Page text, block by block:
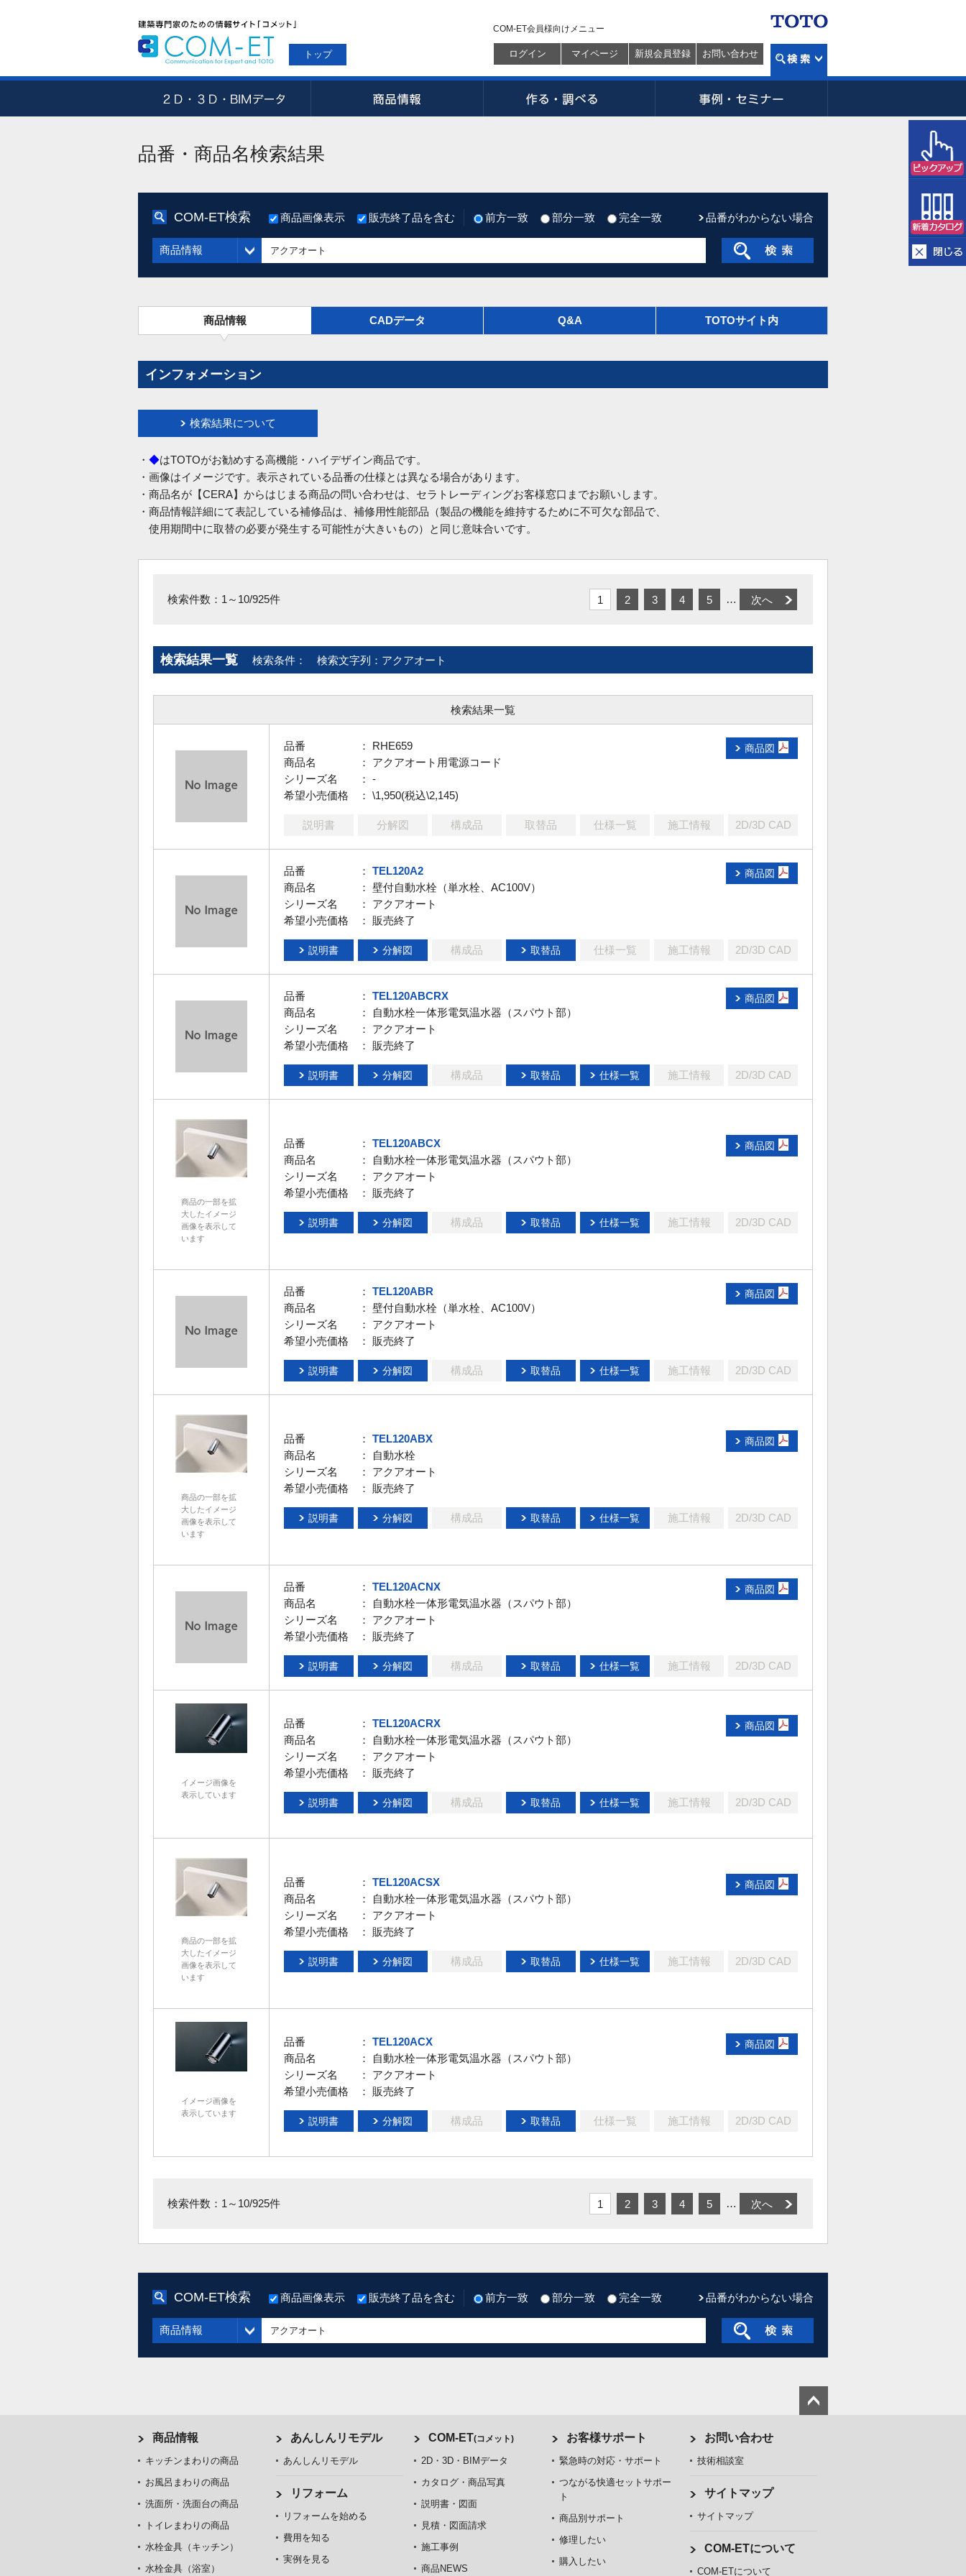
トップ
COM-ET会員様向けメニュー
ログイン マイページ 新規会員登録 お問い合わせ
品番・商品名検索結果
COM-ET検索 商品画像表示 販売終了品を含む 前方一致 部分一致 完全一致 品番がわからない場合
商品情報
商品情報 CADデータ Q&A TOTOサイト内
インフォメーション
検索結果について
・ ◆はTOTOがお勧めする高機能・ハイデザイン商品です。
・画像はイメージです。表示されている品番の仕様とは異なる場合があります。
・商品名が【CERA】からはじまる商品の問い合わせは、セラトレーディングお客様窓口までお願いします。
・商品情報詳細にて表記している補修品は、補修用性能部品（製品の機能を維持するために不可欠な部品で、
使用期間中に取替の必要が発生する可能性が大きいもの）と同じ意味合いです。
検索件数：1～10/925件 1 2 3 4 5 … 次へ
検索結果一覧 検索条件： 検索文字列：アクアオート
検索結果一覧
品番
： RHE659
商品名
： アクアオート用電源コード
シリーズ名
： -
希望小売価格
： \1,950(税込\2,145)
商品図
説明書 分解図 構成品 取替品 仕様一覧 施工情報 2D/3D CAD
品番 ： TEL120A2
商品名
： 壁付自動水栓（単水栓、AC100V）
シリーズ名
： アクアオート
希望小売価格
： 販売終了
商品図
説明書 分解図 構成品 取替品 仕様一覧 施工情報 2D/3D CAD
品番 ： TEL120ABCRX
商品名
： 自動水栓一体形電気温水器（スパウト部）
シリーズ名
： アクアオート
希望小売価格
： 販売終了
商品図
説明書 分解図 構成品 取替品 仕様一覧 施工情報 2D/3D CAD
商品の一部を拡
大したイメージ
画像を表示して
います
品番 ： TEL120ABCX
商品名
： 自動水栓一体形電気温水器（スパウト部）
シリーズ名
： アクアオート
希望小売価格
： 販売終了
商品図
説明書 分解図 構成品 取替品 仕様一覧 施工情報 2D/3D CAD
品番 ： TEL120ABR
商品名
： 壁付自動水栓（単水栓、AC100V）
シリーズ名
： アクアオート
希望小売価格
： 販売終了
商品図
説明書 分解図 構成品 取替品 仕様一覧 施工情報 2D/3D CAD
商品の一部を拡
大したイメージ
画像を表示して
います
品番 ： TEL120ABX
商品名
： 自動水栓
シリーズ名
： アクアオート
希望小売価格
： 販売終了
商品図
説明書 分解図 構成品 取替品 仕様一覧 施工情報 2D/3D CAD
品番 ： TEL120ACNX
商品名
： 自動水栓一体形電気温水器（スパウト部）
シリーズ名
： アクアオート
希望小売価格
： 販売終了
商品図
説明書 分解図 構成品 取替品 仕様一覧 施工情報 2D/3D CAD
イメージ画像を
表示しています
品番 ： TEL120ACRX
商品名
： 自動水栓一体形電気温水器（スパウト部）
シリーズ名
： アクアオート
希望小売価格
： 販売終了
商品図
説明書 分解図 構成品 取替品 仕様一覧 施工情報 2D/3D CAD
商品の一部を拡
大したイメージ
画像を表示して
います
品番 ： TEL120ACSX
商品名
： 自動水栓一体形電気温水器（スパウト部）
シリーズ名
： アクアオート
希望小売価格
： 販売終了
商品図
説明書 分解図 構成品 取替品 仕様一覧 施工情報 2D/3D CAD
イメージ画像を
表示しています
品番 ： TEL120ACX
商品名
： 自動水栓一体形電気温水器（スパウト部）
シリーズ名
： アクアオート
希望小売価格
： 販売終了
商品図
説明書 分解図 構成品 取替品 仕様一覧 施工情報 2D/3D CAD
検索件数：1～10/925件 1 2 3 4 5 … 次へ
COM-ET検索 商品画像表示 販売終了品を含む 前方一致 部分一致 完全一致 品番がわからない場合
商品情報
商品情報
キッチンまわりの商品
お風呂まわりの商品
洗面所・洗面台の商品
トイレまわりの商品
水栓金具（キッチン）
水栓金具（浴室）
あんしんリモデル
あんしんリモデル
リフォーム
リフォームを始める
費用を知る
実例を見る
COM-ET(コメット)
2D・3D・BIMデータ
カタログ・商品写真
説明書・図面
見積・図面請求
施工事例
商品NEWS
お客様サポート
緊急時の対応・サポート
つながる快適セットサポー
ト
商品別サポート
修理したい
購入したい
お問い合わせ
技術相談室
サイトマップ
サイトマップ
COM-ETについて
COM-ETについて